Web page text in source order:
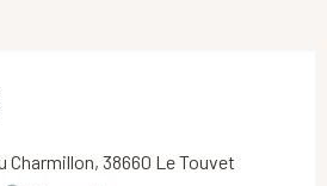
Charmillon, 38660 Le Touvet